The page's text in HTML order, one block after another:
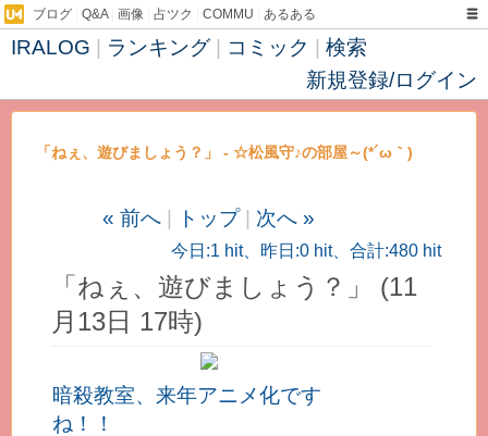
ブログ Q&A| 画像 占ツク COMMU あるある
IRALOG ランキング コミック
検索
新規登録/ログイン
「ねぇ、遊びましょう？」 - ☆松風守♪の部屋～(*´ω｀)
« 前へ トップ 次へ »
今日:1 hit、昨日:0 hit、合計:480 hit
「ねぇ、遊びましょう？」 (11
月13日 17時)
暗殺教室、来年アニメ化です
ね！！